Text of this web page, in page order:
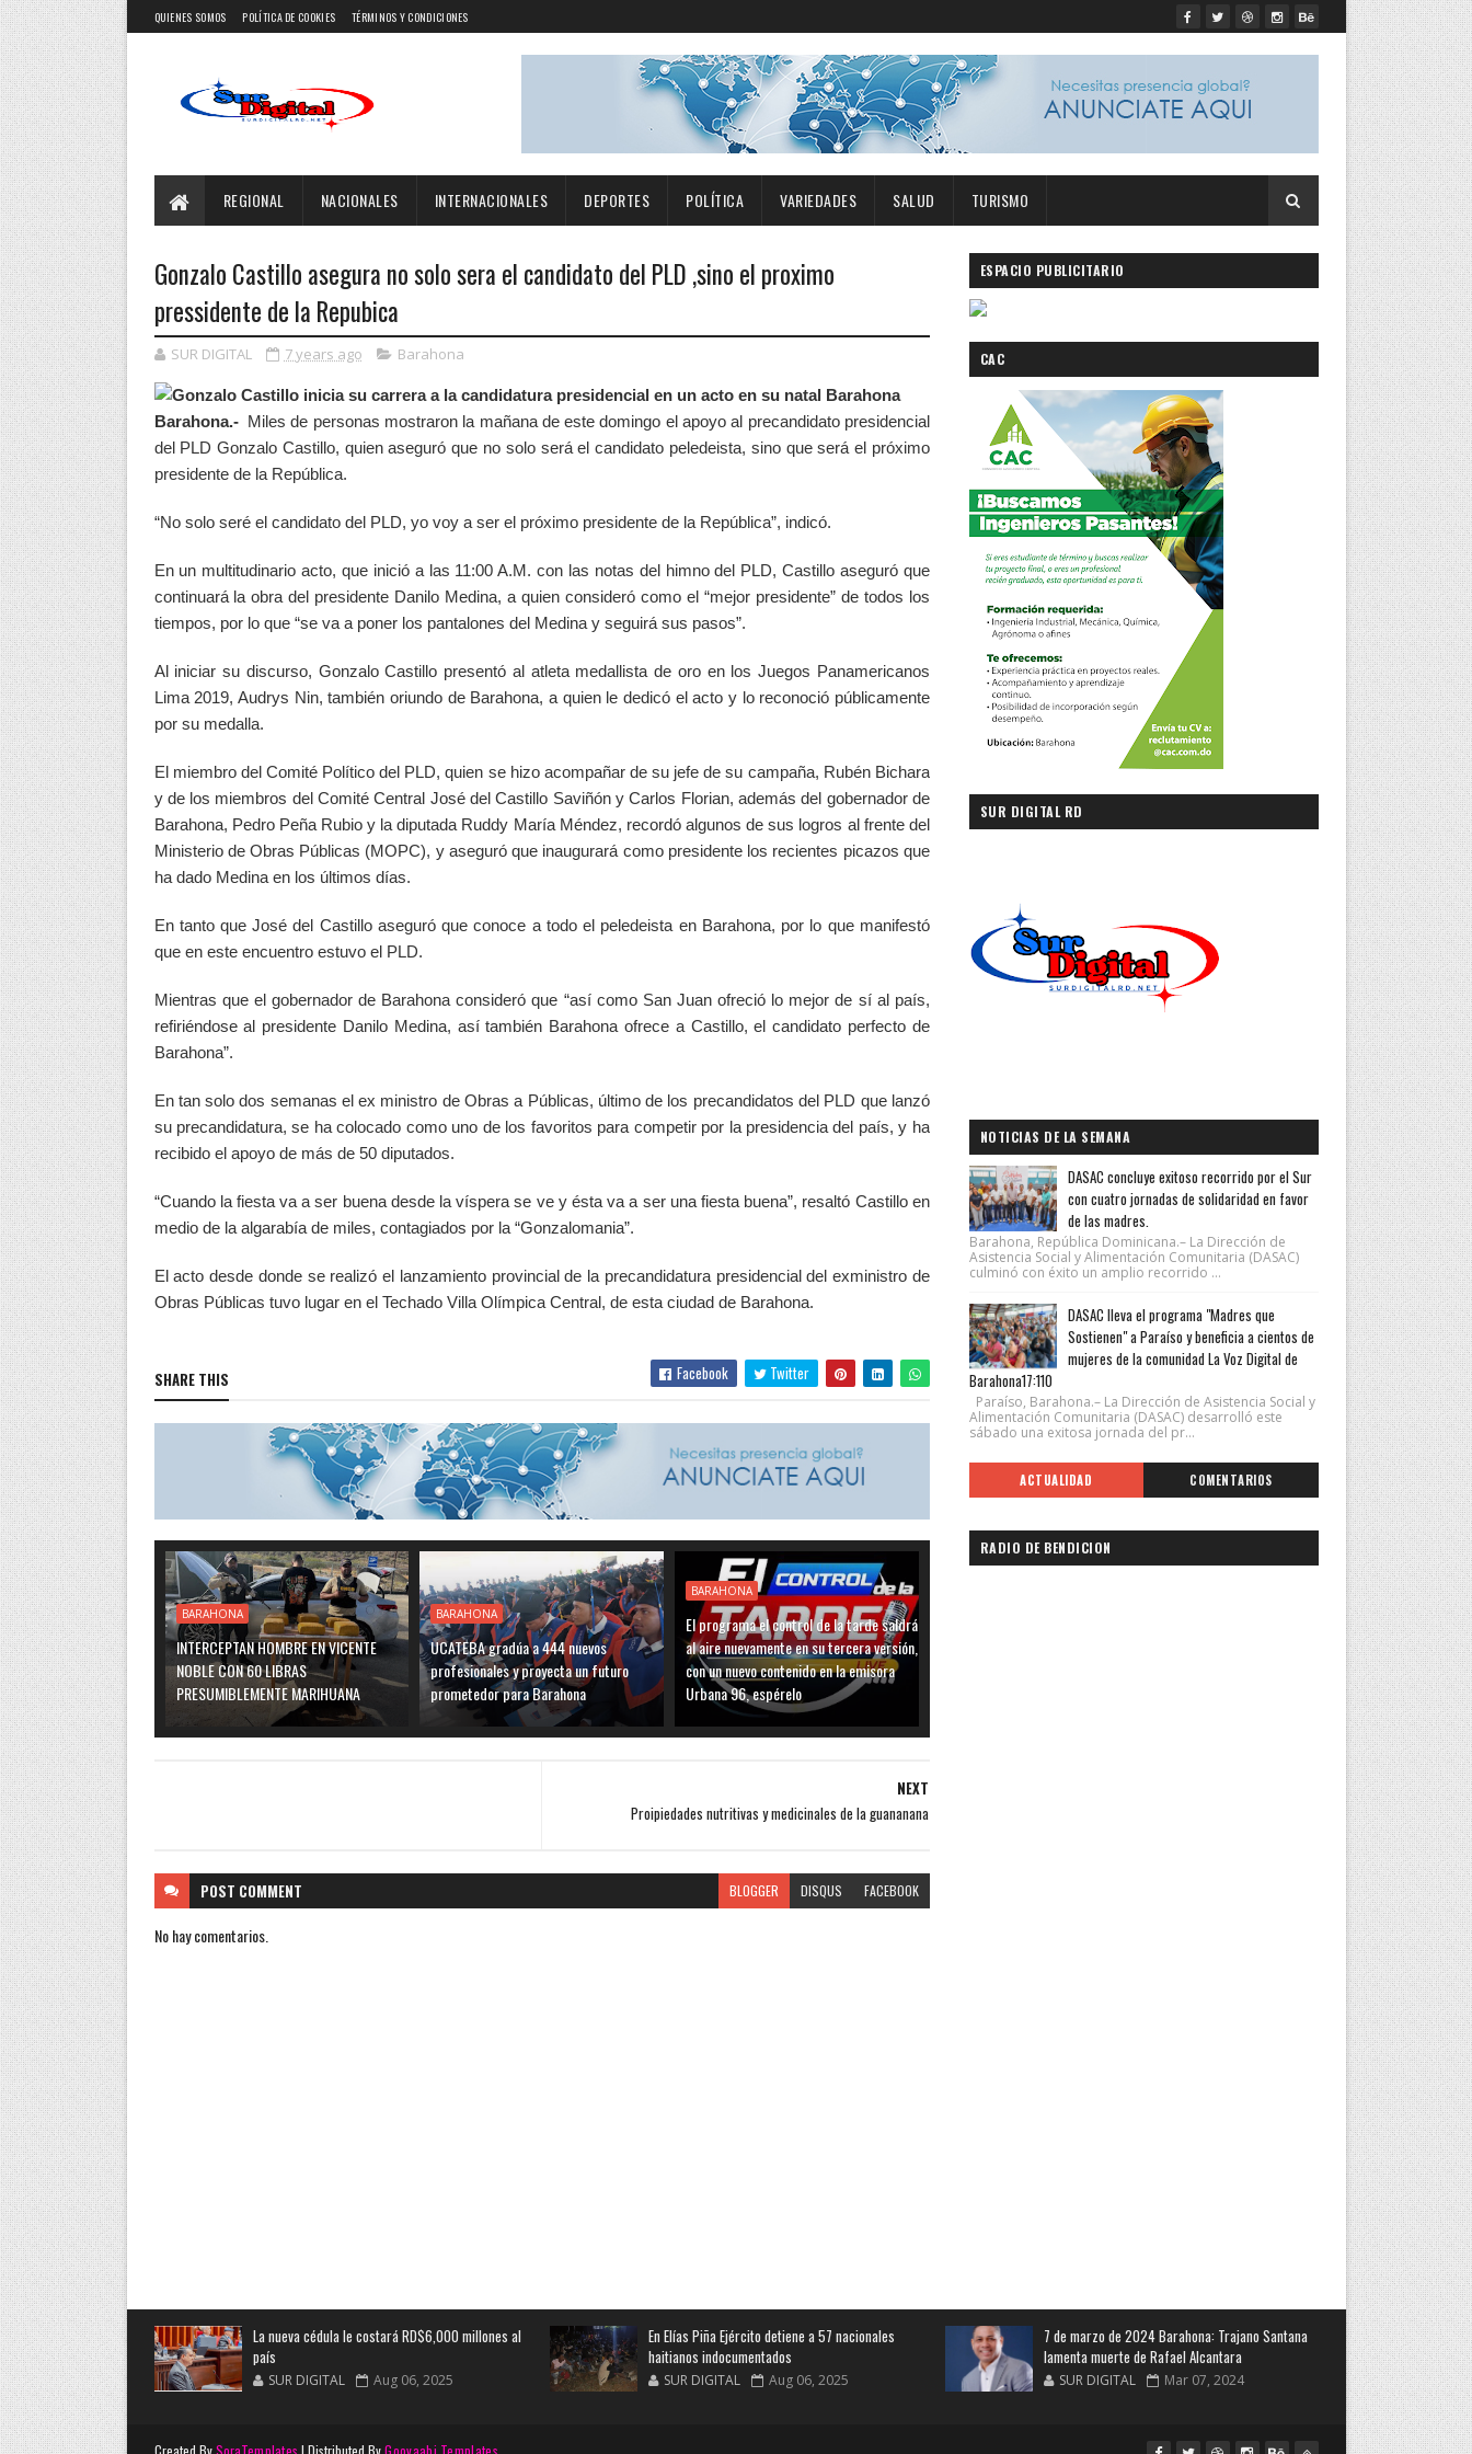
QUIENES SOMOS POLÍTICA DE COOKIES TÉRMINOS Y CONDICIONES
REGIONAL NACIONALES INTERNACIONALES DEPORTES POLÍTICA VARIEDADES SALUD TURISMO
Gonzalo Castillo asegura no solo sera el candidato del PLD ,sino el proximo
pressidente de la Repubica
SUR DIGITAL 7 years ago Barahona
Barahona.- Miles de personas mostraron la mañana de este domingo el apoyo al precandidato presidencial
del PLD Gonzalo Castillo, quien aseguró que no solo será el candidato peledeista, sino que será el próximo
presidente de la República.
“No solo seré el candidato del PLD, yo voy a ser el próximo presidente de la República”, indicó.
En un multitudinario acto, que inició a las 11:00 A.M. con las notas del himno del PLD, Castillo aseguró que
continuará la obra del presidente Danilo Medina, a quien consideró como el “mejor presidente” de todos los
tiempos, por lo que “se va a poner los pantalones del Medina y seguirá sus pasos”.
Al iniciar su discurso, Gonzalo Castillo presentó al atleta medallista de oro en los Juegos Panamericanos
Lima 2019, Audrys Nin, también oriundo de Barahona, a quien le dedicó el acto y lo reconoció públicamente
por su medalla.
El miembro del Comité Político del PLD, quien se hizo acompañar de su jefe de su campaña, Rubén Bichara
y de los miembros del Comité Central José del Castillo Saviñón y Carlos Florian, además del gobernador de
Barahona, Pedro Peña Rubio y la diputada Ruddy María Méndez, recordó algunos de sus logros al frente del
Ministerio de Obras Públicas (MOPC), y aseguró que inaugurará como presidente los recientes picazos que
ha dado Medina en los últimos días.
En tanto que José del Castillo aseguró que conoce a todo el peledeista en Barahona, por lo que manifestó
que en este encuentro estuvo el PLD.
Mientras que el gobernador de Barahona consideró que “así como San Juan ofreció lo mejor de sí al país,
refiriéndose al presidente Danilo Medina, así también Barahona ofrece a Castillo, el candidato perfecto de
Barahona”.
En tan solo dos semanas el ex ministro de Obras a Públicas, último de los precandidatos del PLD que lanzó
su precandidatura, se ha colocado como uno de los favoritos para competir por la presidencia del país, y ha
recibido el apoyo de más de 50 diputados.
“Cuando la fiesta va a ser buena desde la víspera se ve y ésta va a ser una fiesta buena”, resaltó Castillo en
medio de la algarabía de miles, contagiados por la “Gonzalomania”.
El acto desde donde se realizó el lanzamiento provincial de la precandidatura presidencial del exministro de
Obras Públicas tuvo lugar en el Techado Villa Olímpica Central, de esta ciudad de Barahona.
SHARE THIS Facebook Twitter
BARAHONA
INTERCEPTAN HOMBRE EN VICENTE
NOBLE CON 60 LIBRAS
PRESUMIBLEMENTE MARIHUANA
BARAHONA
UCATEBA gradúa a 444 nuevos
profesionales y proyecta un futuro
prometedor para Barahona
BARAHONA
El programa el control de la tarde saldrá
al aire nuevamente en su tercera versión,
con un nuevo contenido en la emisora
Urbana 96, espérelo
NEXT
Proipiedades nutritivas y medicinales de la guananana
POST COMMENT BLOGGER DISQUS FACEBOOK
No hay comentarios.
ESPACIO PUBLICITARIO
CAC
SUR DIGITAL RD
NOTICIAS DE LA SEMANA
DASAC concluye exitoso recorrido por el Sur
con cuatro jornadas de solidaridad en favor
de las madres.
Barahona, República Dominicana.– La Dirección de
Asistencia Social y Alimentación Comunitaria (DASAC)
culminó con éxito un amplio recorrido ...
DASAC lleva el programa "Madres que
Sostienen" a Paraíso y beneficia a cientos de
mujeres de la comunidad La Voz Digital de
Barahona17:110
Paraíso, Barahona.– La Dirección de Asistencia Social y
Alimentación Comunitaria (DASAC) desarrolló este
sábado una exitosa jornada del pr...
ACTUALIDAD COMENTARIOS
RADIO DE BENDICION
La nueva cédula le costará RD$6,000 millones al
país
SUR DIGITAL Aug 06, 2025
En Elías Piña Ejército detiene a 57 nacionales
haitianos indocumentados
SUR DIGITAL Aug 06, 2025
7 de marzo de 2024 Barahona: Trajano Santana
lamenta muerte de Rafael Alcantara
SUR DIGITAL Mar 07, 2024
Created BySoraTemplates | Distributed ByGooyaabi Templates